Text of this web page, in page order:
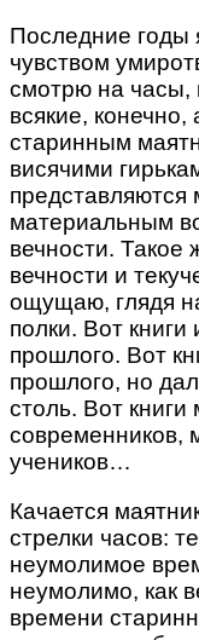
Последние годы
чувством
смотрю на часы,
всякие, конечно,
старинным
висячими
представляются
материальным
вечности. Такое
вечности и
ощущаю, глядя
полки. Вот книги
прошлого. Вот
прошлого, но
столь. Вот
современников,
учеников…
Качается
стрелки часов:
неумолимое
неумолимо, как
времени